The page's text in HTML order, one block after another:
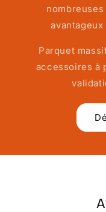
Parquet
accessoires à